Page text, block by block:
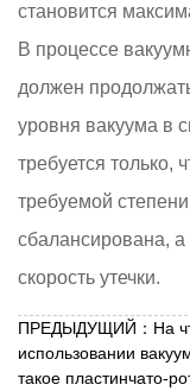
становится
В процессе
должен
уровня вакуума в
требуется только,
требуемой
сбалансирована,
скорость утечки.
ПРЕДЫДУЩИЙ：На
использовании
такое пластинчато-